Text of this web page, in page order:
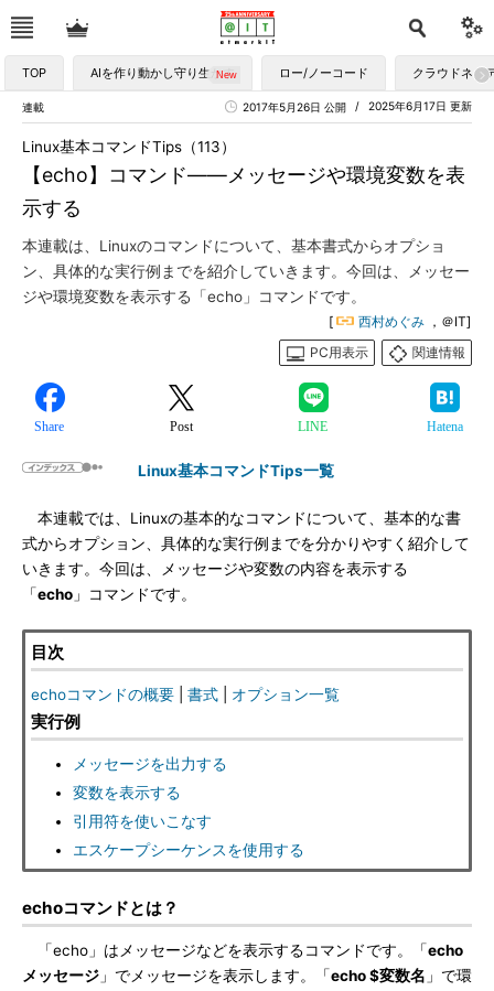
TOP AIを作り動かし守り生かす ロー/ノーコード クラウドネイ
連載 2025年6月17日 更新
2017年5月26日 公開
【echo】コマンド――メッセージや環境変数を表
示する
Linux基本コマンドTips（113）
本連載は、Linuxのコマンドについて、基本書式からオプショ
ン、具体的な実行例までを紹介していきます。今回は、メッセー
ジや環境変数を表示する「echo」コマンドです。
[ 西村めぐみ ，＠IT]
PC用表示
関連情報
Share Post LINE Hatena
Linux基本コマンドTips一覧
本連載では、Linuxの基本的なコマンドについて、基本的な書
式からオプション、具体的な実行例までを分かりやすく紹介して
いきます。今回は、メッセージや変数の内容を表示する
「echo 」コマンドです。
目次
echoコマンドの概要 書式 オプション一覧
実行例
メッセージを出力する
変数を表示する
引用符を使いこなす
エスケープシーケンスを使用する
echoコマンドとは？
「echo」はメッセージなどを表示するコマンドです。「echo
メッセージ 」でメッセージを表示します。「echo $変数名 」で環